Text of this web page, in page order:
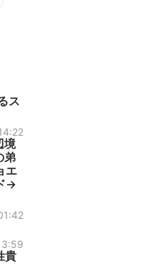
ス
境
弟
エ
→
貴